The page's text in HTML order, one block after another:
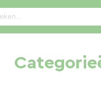
paneel